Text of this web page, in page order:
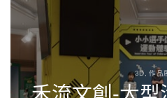
3D, 作品